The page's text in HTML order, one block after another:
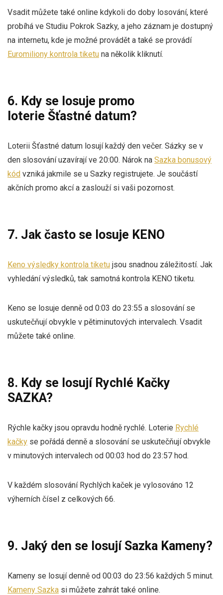
Vsadit můžete také online kdykoli do doby losování, které
probíhá ve Studiu Pokrok Sazky, a jeho záznam je dostupný
na internetu, kde je možné provádět a také se provádí
Euromiliony kontrola tiketu na několik kliknutí.
6. Kdy se losuje promo
loterie Šťastné datum?
Loterii Šťastné datum losují každý den večer. Sázky se v
den slosování uzavírají ve 20:00. Nárok na Sazka bonusový
kód vzniká jakmile se u Sazky registrujete. Je součástí
akčních promo akcí a zaslouží si vaši pozornost.
7. Jak často se losuje KENO
Keno výsledky kontrola tiketu jsou snadnou záležitostí. Jak
vyhledání výsledků, tak samotná kontrola KENO tiketu.
Keno se losuje denně od 0:03 do 23:55 a slosování se
uskutečňují obvykle v pětiminutových intervalech. Vsadit
můžete také online.
8. Kdy se losují Rychlé Kačky
SAZKA?
Rýchle kačky jsou opravdu hodně rychlé. Loterie Rychlé
kačky se pořádá denně a slosování se uskutečňují obvykle
v minutových intervalech od 00:03 hod do 23:57 hod.
V každém slosování Rychlých kaček je vylosováno 12
výherních čísel z celkových 66.
9. Jaký den se losují Sazka Kameny?
Kameny se losují denně od 00:03 do 23:56 každých 5 minut.
Kameny Sazka si můžete zahrát také online.